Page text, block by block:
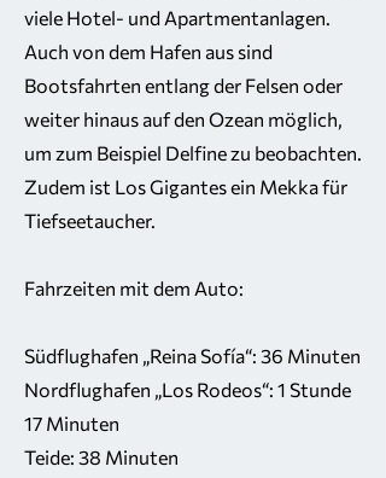
viele Hotel- und Apartmentanlagen.
Auch von dem Hafen aus sind
Bootsfahrten entlang der Felsen oder
weiter hinaus auf den Ozean möglich,
um zum Beispiel Delfine zu beobachten.
Zudem ist Los Gigantes ein Mekka für
Tiefseetaucher.
Fahrzeiten mit dem Auto:
Südflughafen „Reina Sofía“: 36 Minuten
Nordflughafen „Los Rodeos“: 1 Stunde
17 Minuten
Teide: 38 Minuten